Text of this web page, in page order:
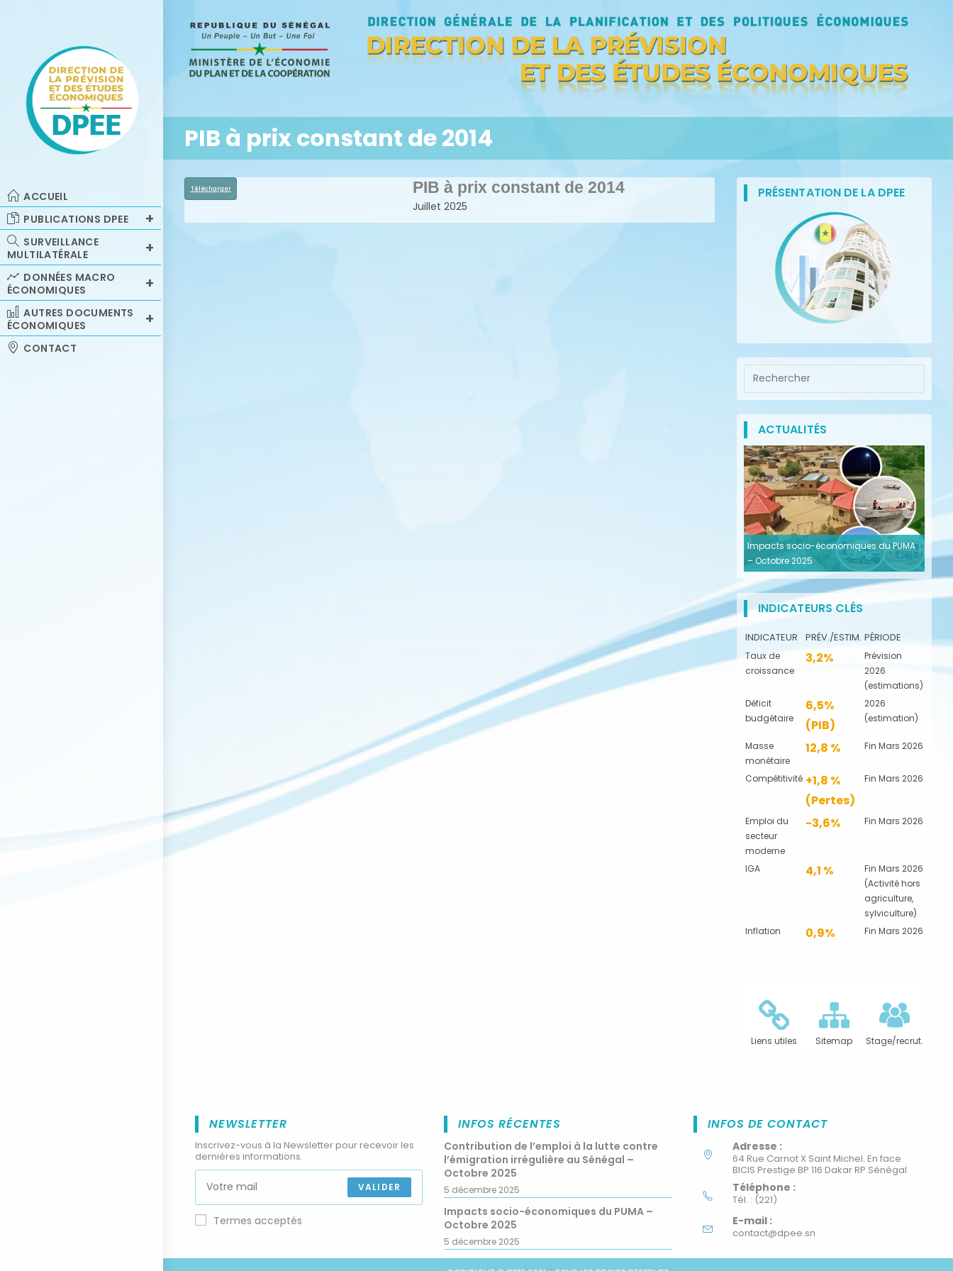
ACCUEIL
PUBLICATIONS DPEE
SURVEILLANCE
MULTILATÉRALE
DONNÉES MACRO
ÉCONOMIQUES
AUTRES DOCUMENTS
ÉCONOMIQUES
CONTACT
PIB à prix constant de 2014
Télécharger PIB à prix constant de 2014
Juillet 2025
PRÉSENTATION DE LA DPEE
ACTUALITÉS
Impacts socio-économiques du PUMA
– Octobre 2025
INDICATEURS CLÉS
INDICATEUR PRÉV./ESTIM. PÉRIODE
Taux de
croissance
3,2%
Prévision
2026
(estimations)
Déficit
budgétaire
6,5%
(PIB)
2026
(estimation)
Masse
monétaire
12,8 % Fin Mars 2026
Compétitivité +1,8 %
(Pertes)
Fin Mars 2026
Emploi du
secteur
moderne
-3,6% Fin Mars 2026
IGA 4,1 %
Fin Mars 2026
(Activité hors
agriculture,
sylviculture)
Inflation
0,9% Fin Mars 2026
Liens utiles Sitemap Stage/recrut.
NEWSLETTER
Inscrivez-vous à la Newsletter pour recevoir les
dernières informations.
VALIDER
Termes acceptés
INFOS RÉCENTES
Contribution de l’emploi à la lutte contre
l’émigration irrégulière au Sénégal –
Octobre 2025
5 décembre 2025
Impacts socio-économiques du PUMA –
Octobre 2025
5 décembre 2025
INFOS DE CONTACT
Adresse :
64 Rue Carnot X Saint Michel. En face
BICIS Prestige BP 116 Dakar RP Sénégal
Téléphone :
Tél. : (221)
E-mail :
contact@dpee.sn